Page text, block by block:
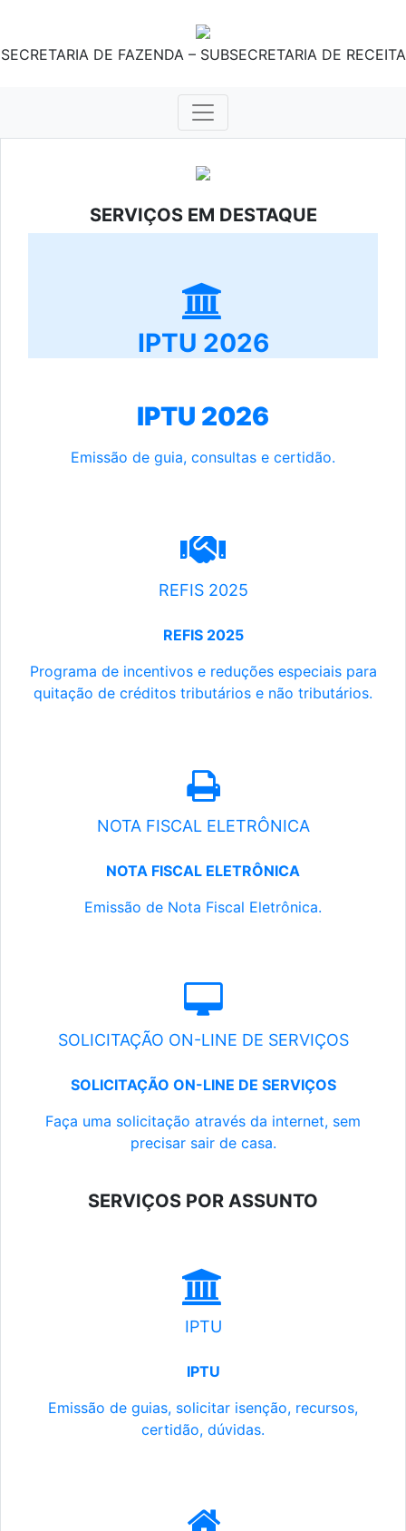
SECRETARIA DE FAZENDA – SUBSECRETARIA DE RECEITA
SERVIÇOS EM DESTAQUE
IPTU 2026
IPTU 2026
Emissão de guia, consultas e certidão.
REFIS 2025
REFIS 2025
Programa de incentivos e reduções especiais para
quitação de créditos tributários e não tributários.
NOTA FISCAL ELETRÔNICA
NOTA FISCAL ELETRÔNICA
Emissão de Nota Fiscal Eletrônica.
SOLICITAÇÃO ON-LINE DE SERVIÇOS
SOLICITAÇÃO ON-LINE DE SERVIÇOS
Faça uma solicitação através da internet, sem
precisar sair de casa.
SERVIÇOS POR ASSUNTO
IPTU
IPTU
Emissão de guias, solicitar isenção, recursos,
certidão, dúvidas.